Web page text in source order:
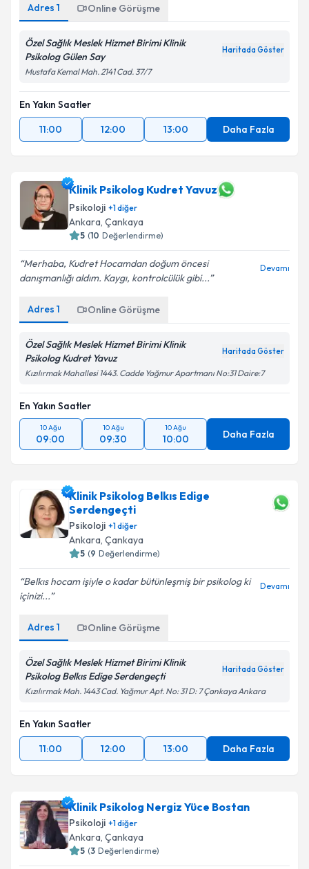
Adres 1 Online Görüşme
Özel Sağlık Meslek Hizmet Birimi Klinik
Psikolog Gülen Say
Haritada Göster
Mustafa Kemal Mah. 2141 Cad. 37/7
En Yakın Saatler
11:00
12:00 13:00 Daha Fazla
Klinik Psikolog Kudret Yavuz
Psikoloji +1diğer
Ankara, Çankaya
5 (10 Değerlendirme)
Merhaba, Kudret Hocamdan doğum öncesi
danışmanlığı aldım. Kaygı, kontrolcülük gibi...
Devamı
Adres 1 Online Görüşme
Özel Sağlık Meslek Hizmet Birimi Klinik
Psikolog Kudret Yavuz
Haritada Göster
Kızılırmak Mahallesi 1443. Cadde Yağmur Apartmanı No:31 Daire:7
En Yakın Saatler
10 Ağu
09:00
10 Ağu
09:30
10 Ağu
10:00 Daha Fazla
Klinik Psikolog Belkıs Edige
Serdengeçti
Psikoloji +1diğer
Ankara, Çankaya
5 (9 Değerlendirme)
Belkıs hocam işiyle o kadar bütünleşmiş bir psikolog ki
içinizi...
Devamı
Adres 1 Online Görüşme
Özel Sağlık Meslek Hizmet Birimi Klinik
Psikolog Belkıs Edige Serdengeçti
Haritada Göster
Kızılırmak Mah. 1443 Cad. Yağmur Apt. No: 31 D: 7 Çankaya Ankara
En Yakın Saatler
11:00
12:00 13:00 Daha Fazla
Klinik Psikolog Nergiz Yüce Bostan
Psikoloji +1diğer
Ankara, Çankaya
5 (3 Değerlendirme)